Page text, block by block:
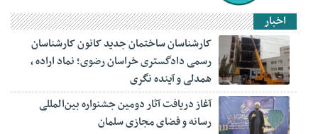
اخبار
کارشناسان ساختمان جدید کانون کارشناسان
رسمی دادگستری خراسان رضوی؛ نماد اراده ،
همدلی و آینده نگری
آغاز دریافت آثار دومین جشنواره بین‌المللی
رسانه و فضای مجازی سلمان